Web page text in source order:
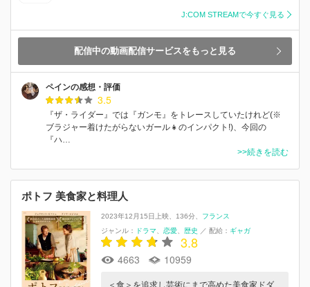
J:COM STREAMで今すぐ見る
配信中の動画配信サービスをもっと見る
ペインの感想・評価
3.5
『ザ・ライダー』では『ガンモ』をトレースしていたけれど(※
ブラジャー着けたがらないガール👧のインパクト!)、今回の
『ハ…
>>続きを読む
ポトフ 美食家と料理人
2023年12月15日上映 136分
フランス
ジャンル：
ドラマ 恋愛 歴史 ／ 配給： ギャガ
3.8
4663 10959
＜食＞を追求し芸術にまで高めた美食家ドダ